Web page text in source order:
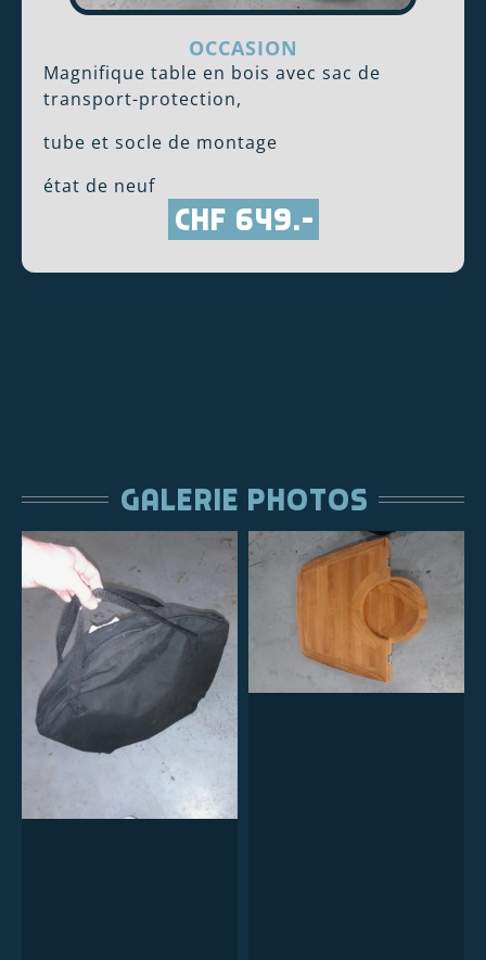
OCCASION
Magnifique table en bois avec sac de
transport-protection,
tube et socle de montage
état de neuf
CHF 649.-
gALERIE PHOTOS